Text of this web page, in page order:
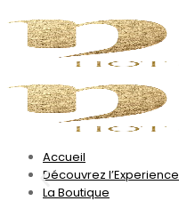
Accueil
Découvrez l’Experience
La Boutique